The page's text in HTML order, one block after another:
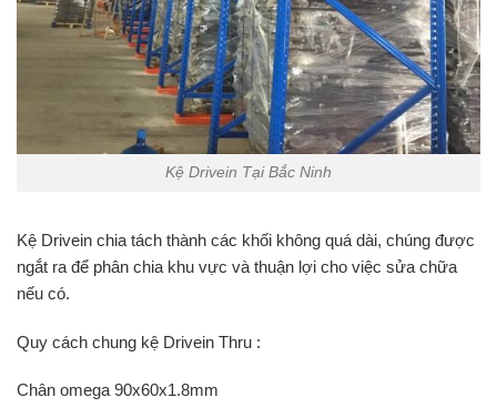
Kệ Drivein Tại Bắc Ninh
Kệ Drivein chia tách thành các khối không quá dài, chúng được
ngắt ra để phân chia khu vực và thuận lợi cho việc sửa chữa
nếu có.
Quy cách chung kệ Drivein Thru :
Chân omega 90x60x1.8mm